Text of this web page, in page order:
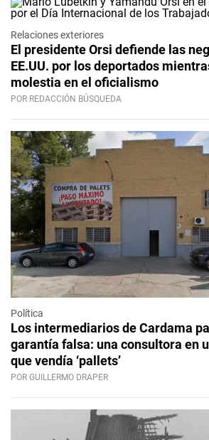
Relaciones exteriores
El presidente Orsi defiende las
EE.UU. por los deportados
molestia en el oficialismo
POR REDACCIÓN BÚSQUEDA
Política
Los intermediarios de Cardama
garantía falsa: una consultora en
que vendía ‘pallets’
POR GUILLERMO DRAPER